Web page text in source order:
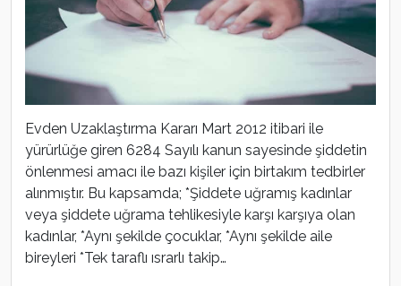
Evden Uzaklaştırma Kararı Mart 2012 itibari ile
yürürlüğe giren 6284 Sayılı kanun sayesinde şiddetin
önlenmesi amacı ile bazı kişiler için birtakım tedbirler
alınmıştır. Bu kapsamda; *Şiddete uğramış kadınlar
veya şiddete uğrama tehlikesiyle karşı karşıya olan
kadınlar, *Aynı şekilde çocuklar, *Aynı şekilde aile
bireyleri *Tek taraflı ısrarlı takip…